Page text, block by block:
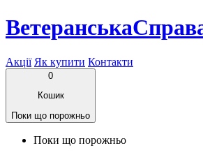
Акції Як купити Контакти
0
Кошик
Поки що порожньо
Поки що порожньо